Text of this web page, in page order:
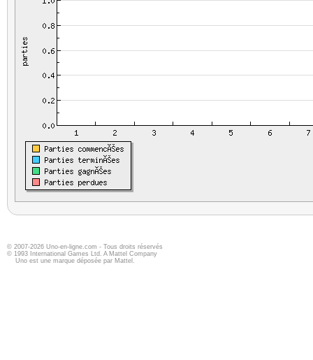
© 2007-2026 Uno-en-ligne.com - Tous droits réservés
© 1993 International Games Ltd. A Mattel Company
Uno est une marque déposée par Mattel.